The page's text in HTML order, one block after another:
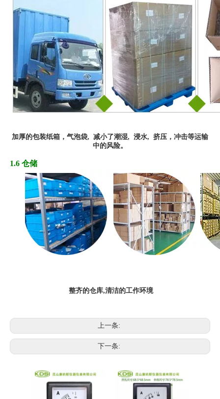
加厚的包装纸箱， 气泡袋, 减小了潮湿, 浸水, 挤压 ，冲击等运输
中的风险。
1.6 仓储
整齐的仓库,清洁的工作环境
上一条:
下一条: